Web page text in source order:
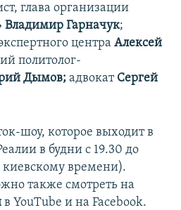
глава организации
Владимир Гарначук;
центра Алексей
политолог-
Дымов; адвокат Сергей
шоу, которое выходит в
в будни с 19.30 до
киевскому времени).
также смотреть на
в YouTube и на Facebook.